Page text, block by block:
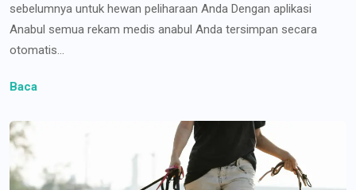
sebelumnya untuk hewan peliharaan Anda Dengan aplikasi
Anabul semua rekam medis anabul Anda tersimpan secara
otomatis...
Baca